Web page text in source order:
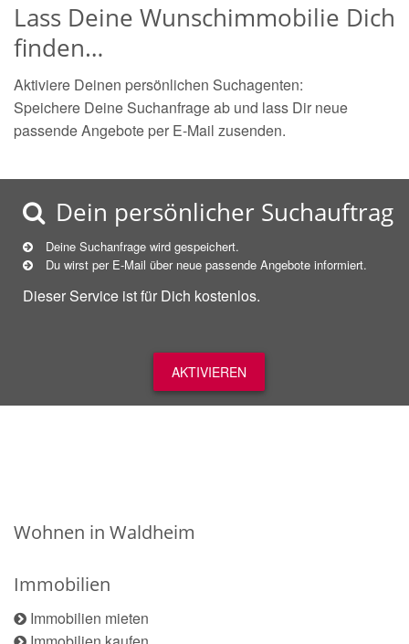
Lass Deine Wunschimmobilie Dich
finden…
Aktiviere Deinen persönlichen Suchagenten:
Speichere Deine Suchanfrage ab und lass Dir neue
passende Angebote per E-Mail zusenden.
Dein persönlicher Suchauftrag
Deine Suchanfrage wird gespeichert.
Du wirst per E-Mail über neue passende Angebote informiert.
Dieser Service ist für Dich kostenlos.
AKTIVIEREN
Wohnen in Waldheim
Immobilien
Immobilien mieten